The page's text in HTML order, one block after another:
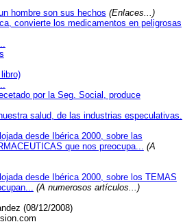
hombre son sus hechos (Enlaces...)
convierte los medicamentos en peligrosas
por la Seg. Social, produce
salud, de las industrias especulativas.
desde Ibérica 2000, sobre las
que nos preocupa...
(A
desde Ibérica 2000, sobre los TEMAS
(A numerosos artículos...)
(08/12/2008)